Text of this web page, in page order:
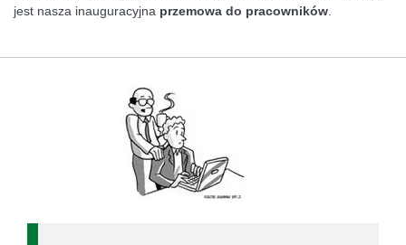
jest nasza inauguracyjna przemowa do pracowników